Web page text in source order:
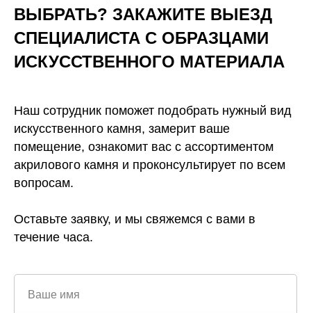
ВЫБРАТЬ? ЗАКАЖИТЕ ВЫЕЗД
СПЕЦИАЛИСТА С ОБРАЗЦАМИ
ИСКУССТВЕННОГО МАТЕРИАЛА
Наш сотрудник поможет подобрать нужный вид
искусственного камня, замерит ваше
помещение, ознакомит вас с ассортиментом
акрилового камня и проконсультирует по всем
вопросам.
Оставьте заявку, и мы свяжемся с вами в
течение часа.
Ваше имя